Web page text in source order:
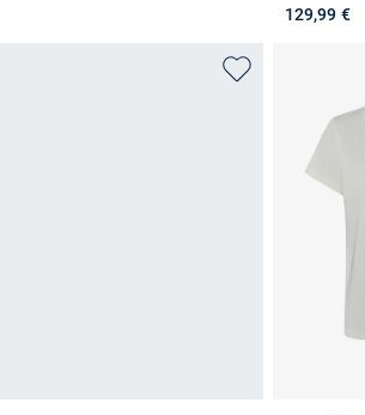
129,99 €